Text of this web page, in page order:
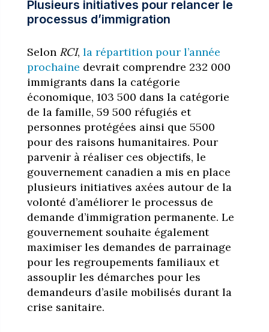
Plusieurs initiatives pour relancer le
processus d’immigration
Selon RCI, la répartition pour l’année
prochaine devrait comprendre 232 000
immigrants dans la catégorie
économique, 103 500 dans la catégorie
de la famille, 59 500 réfugiés et
personnes protégées ainsi que 5500
pour des raisons humanitaires. Pour
parvenir à réaliser ces objectifs, le
gouvernement canadien a mis en place
plusieurs initiatives axées autour de la
volonté d’améliorer le processus de
demande d’immigration permanente. Le
gouvernement souhaite également
maximiser les demandes de parrainage
pour les regroupements familiaux et
assouplir les démarches pour les
demandeurs d’asile mobilisés durant la
crise sanitaire.